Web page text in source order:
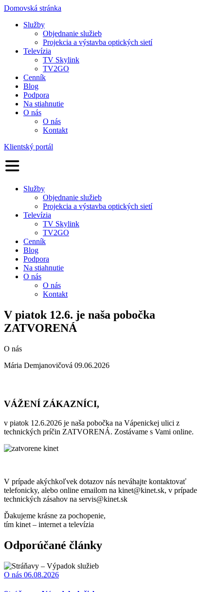
Domovská stránka
Služby
Objednanie služieb
Projekcia a výstavba optických sietí
Televízia
TV Skylink
TV2GO
Cenník
Blog
Podpora
Na stiahnutie
O nás
O nás
Kontakt
Klientský portál
Služby
Objednanie služieb
Projekcia a výstavba optických sietí
Televízia
TV Skylink
TV2GO
Cenník
Blog
Podpora
Na stiahnutie
O nás
O nás
Kontakt
V piatok 12.6. je naša pobočka
ZATVORENÁ
O nás
Mária Demjanovičová 09.06.2026
VÁŽENÍ ZÁKAZNÍCI,
v piatok 12.6.2026 je naša pobočka na Vápenickej ulici z
technických príčin ZATVORENÁ. Zostávame s Vami online.
V prípade akýchkoľvek dotazov nás neváhajte kontaktovať
telefonicky, alebo online emailom na kinet@kinet.sk, v prípade
technických zásahov na servis@kinet.sk
Ďakujeme krásne za pochopenie,
tím kinet – internet a televízia
Odporúčané články
O nás 06.08.2026